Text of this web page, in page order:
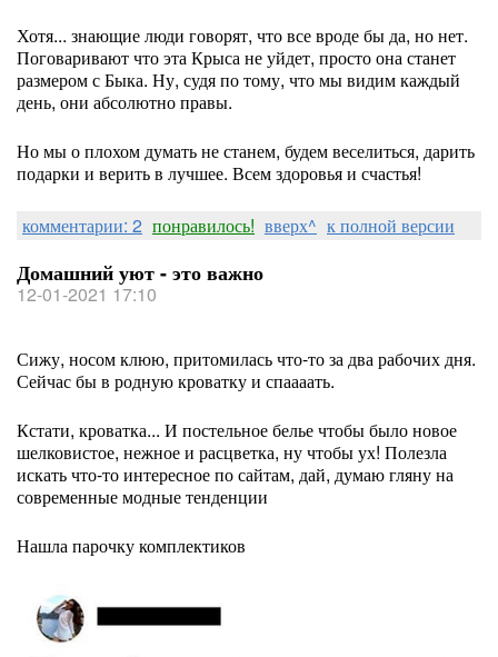
Хотя... знающие люди говорят, что все вроде бы да, но нет.
Поговаривают что эта Крыса не уйдет, просто она станет
размером с Быка. Ну, судя по тому, что мы видим каждый
день, они абсолютно правы.
Но мы о плохом думать не станем, будем веселиться, дарить
подарки и верить в лучшее. Всем здоровья и счастья!
комментарии: 2 понравилось! вверх^ к полной версии
Домашний уют - это важно
12-01-2021 17:10
Сижу, носом клюю, притомилась что-то за два рабочих дня.
Сейчас бы в родную кроватку и спаааать.
Кстати, кроватка... И постельное белье чтобы было новое
шелковистое, нежное и расцветка, ну чтобы ух! Полезла
искать что-то интересное по сайтам, дай, думаю гляну на
современные модные тенденции
Нашла парочку комплектиков